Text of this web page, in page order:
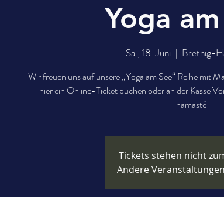
Yoga
Sa., 18. Juni
  |
Bretnig-
Wir freuen uns auf unsere „Yoga am See“ Reihe mit
hier ein Online-Ticket buchen oder an der Kasse
namasté
Tickets stehen nicht
Andere